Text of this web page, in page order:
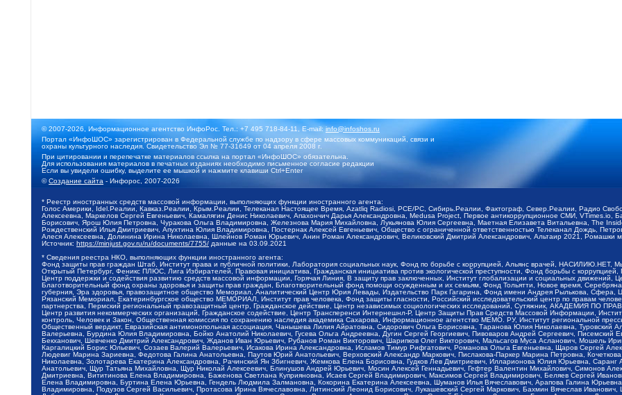
© 2007-2026, Информационное агентство ИнфоРос. Тел.: +7 495 718-84-11, E-mail:info@infoshos.ru
Портал «ИнфоШОС» зарегистрирован в Федеральной службе по надзору в сфере массовых коммуникаций, связи и
охраны культурного наследия. Свидетельство Эл № 77-31649 от 04 апреля 2008 г.
При цитировании и перепечатке материалов ссылка на портал «ИнфоШОС» обязательна.
Для использования материалов в печатных изданиях необходимо письменное согласие редакции
Если вы увидели ошибку, выделите ее мышкой и нажмите клавиши Ctrl+Enter
©Создание сайта - Инфорос, 2007-2026
* Реестр иностранных средств массовой информации, выполняющих функции иностранного агента:
Голос Америки, Idel.Реалии, Кавказ.Реалии, Крым.Реалии, Телеканал Настоящее Время, Azatliq Radiosi, PCE/PC, Сибирь.Реалии, Фактограф, Север.Реалии, Радио
Алексеевна, Маркелов Сергей Евгеньевич, Камалягин Денис Николаевич, Апахончич Дарья Александровна, Medusa Project, Первое антикоррупционное СМИ,
Борисович, Ярош Юлия Петровна, Чуракова Ольга Владимировна, Железнова Мария Михайловна, Лукьянова Юлия Сергеевна, Маетная Елизавета Витальевна, The
Рождественский Илья Дмитриевич, Апухтина Юлия Владимировна, Постернак Алексей Евгеньевич, Общество с ограниченной ответственностью Телеканал Дождь,
Алеся Алексеевна, Долинина Ирина Николаевна, Шлейнов Роман Юрьевич, Анин Роман Александрович, Великовский Дмитрий Александрович, Альтаир 2021, Ромашки
Источник: https://minjust.gov.ru/ru/documents/7755/ данные на 03.09.2021
* Сведения реестра НКО, выполняющих функции иностранного агента:
Фонд защиты прав граждан Штаб, Институт права и публичной политики, Лаборатория социальных наук, Фонд по борьбе с коррупцией, Альянс врачей,
Открытый Петербург, Феникс ПЛЮС, Лига Избирателей, Правовая инициатива, Гражданская инициатива против экологической преступности, Фонд борьбы с
Центр поддержки и содействия развитию средств массовой информации, Горячая Линия, В защиту прав заключенных, Институт глобализации и социальных
Благотворительный фонд охраны здоровья и защиты прав граждан, Благотворительный фонд помощи осужденным и их семьям, Фонд Тольятти, Новое время,
губерния, Эра здоровья, правозащитное общество Мемориал, Аналитический Центр Юрия Левады, Издательство Парк Гагарина, Фонд имени Андрея Рылькова,
Рязанский Мемориал, Екатеринбургское общество МЕМОРИАЛ, Институт прав человека, Фонд защиты гласности, Российский исследовательский центр по правам
партнерства, Пермский региональный правозащитный центр, Гражданское действие, Центр независимых социологических исследований, Сутяжник, АКАДЕМИЯ ПО
Центр развития некоммерческих организаций, Гражданское содействие, Центр Трансперенси Интернешнл-Р, Центр Защиты Прав Средств Массовой Информации,
контроль, Человек и Закон, Общественная комиссия по сохранению наследия академика Сахарова, Информационное агентство МЕМО. РУ, Институт региональной
Общественный вердикт, Евразийская антимонопольная ассоциация, Чанышева Лилия Айратовна, Сидорович Ольга Борисовна, Таранова Юлия Николаевна, Туровский
Валерьевна, Бурдина Юлия Владимировна, Бойко Анатолий Николаевич, Гусева Ольга Андреевна, Дугин Сергей Георгиевич, Пивоваров Андрей Сергеевич, Писемский
Бекханович, Шевченко Дмитрий Александрович, Жданов Иван Юрьевич, Рубанов Роман Викторович, Шарипков Олег Викторович, Мальсагов Муса Асланович, Мошель
Каргалицкий Борис Юльевич, Созаев Валерий Валерьевич, Исакова Ирина Александровна, Исламов Тимур Рифгатович, Романова Ольга Евгеньевна, Щаров Сергей
Людевиг Марина Зариевна, Федотова Галина Анатольевна, Паутов Юрий Анатольевич, Верховский Александр Маркович, Пислакова-Паркер Марина Петровна,
Николаевна, Золотарева Екатерина Александровна, Рачинский Ян Збигневич, Жемкова Елена Борисовна, Гудков Лев Дмитриевич, Илларионова Юлия Юрьевна,
Анатольевич, Щур Татьяна Михайловна, Щур Николай Алексеевич, Блинушов Андрей Юрьевич, Мосин Алексей Геннадьевич, Гефтер Валентин Михайлович, Симонов
Дмитриевна, Вититинова Елена Владимировна, Баженова Светлана Куприяновна, Исаев Сергей Владимирович, Максимов Сергей Владимирович, Беляев Сергей
Елена Владимировна, Буртина Елена Юрьевна, Гендель Людмила Залмановна, Кокорина Екатерина Алексеевна, Шуманов Илья Вячеславович, Арапова Галина
Владимировна, Подузов Сергей Васильевич, Протасова Ирина Вячеславовна, Литинский Леонид Борисович, Лукашевский Сергей Маркович, Бахмин Вячеслав